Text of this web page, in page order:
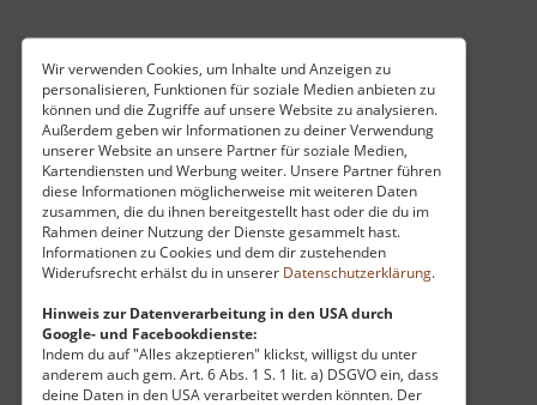
Wir verwenden Cookies, um Inhalte und Anzeigen zu
personalisieren, Funktionen für soziale Medien anbieten zu
können und die Zugriffe auf unsere Website zu analysieren.
Außerdem geben wir Informationen zu deiner Verwendung
unserer Website an unsere Partner für soziale Medien,
Kartendiensten und Werbung weiter. Unsere Partner führen
diese Informationen möglicherweise mit weiteren Daten
zusammen, die du ihnen bereitgestellt hast oder die du im
Rahmen deiner Nutzung der Dienste gesammelt hast.
Informationen zu Cookies und dem dir zustehenden
Widerufsrecht erhälst du in unserer Datenschutzerklärung.
Hinweis zur Datenverarbeitung in den USA durch
Google- und Facebookdienste:
Indem du auf "Alles akzeptieren" klickst, willigst du unter
anderem auch gem. Art. 6 Abs. 1 S. 1 lit. a) DSGVO ein, dass
deine Daten in den USA verarbeitet werden könnten. Der
im
Seidelbruch
Gaudlitzberg
Sachsen
93 km vom aktuellen Standort
Wunderschön eingebettet in eine
Waldlandschaft zwischen Röcknitz, Böhlitz und
Zwochau liegt der alte Porphyrsteinbruch